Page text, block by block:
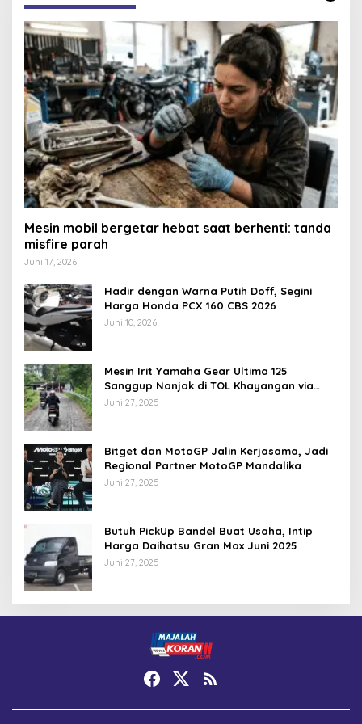
Mesin mobil bergetar hebat saat berhenti: tanda
misfire parah
Juni 17, 2026
Hadir dengan Warna Putih Doff, Segini
Harga Honda PCX 160 CBS 2026
Juni 10, 2026
Mesin Irit Yamaha Gear Ultima 125
Sanggup Nanjak di TOL Khayangan via
Krakalan?
Juni 27, 2025
Bitget dan MotoGP Jalin Kerjasama, Jadi
Regional Partner MotoGP Mandalika
Juni 27, 2025
Butuh PickUp Bandel Buat Usaha, Intip
Harga Daihatsu Gran Max Juni 2025
Juni 27, 2025